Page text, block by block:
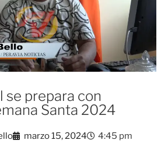
se prepara con
Santa 2024
marzo 15, 2024 4:45 pm